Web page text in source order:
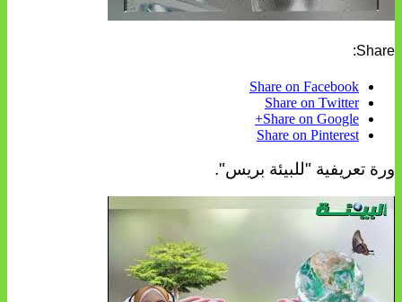
Share:
Share on Facebook
Share on Twitter
Share on Google+
Share on Pinterest
ورة تعريفية "للبيئة بريس".